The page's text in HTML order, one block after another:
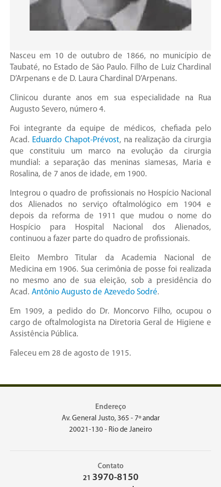
Nasceu em 10 de outubro de 1866, no município de
Taubaté, no Estado de São Paulo. Filho de Luiz Chardinal
D’Arpenans e de D. Laura Chardinal D’Arpenans.
Clinicou durante anos em sua especialidade na Rua
Augusto Severo, número 4.
Foi integrante da equipe de médicos, chefiada pelo
Acad. Eduardo Chapot-Prévost, na realização da cirurgia
que constituiu um marco na evolução da cirurgia
mundial: a separação das meninas siamesas, Maria e
Rosalina, de 7 anos de idade, em 1900.
Integrou o quadro de profissionais no Hospício Nacional
dos Alienados no serviço oftalmológico em 1904 e
depois da reforma de 1911 que mudou o nome do
Hospício para Hospital Nacional dos Alienados,
continuou a fazer parte do quadro de profissionais.
Eleito Membro Titular da Academia Nacional de
Medicina em 1906. Sua cerimônia de posse foi realizada
no mesmo ano de sua eleição, sob a presidência do
Acad. Antônio Augusto de Azevedo Sodré.
Em 1909, a pedido do Dr. Moncorvo Filho, ocupou o
cargo de oftalmologista na Diretoria Geral de Higiene e
Assistência Pública.
Faleceu em 28 de agosto de 1915.
Endereço
Av. General Justo, 365 - 7º andar
20021-130 - Rio de Janeiro
Contato
21 3970-8150